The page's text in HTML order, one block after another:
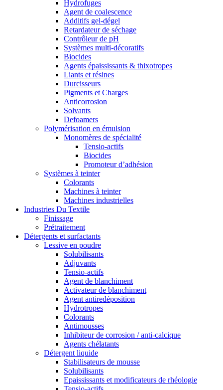
Hydrofuges
Agent de coalescence
Additifs gel-dégel
Retardateur de séchage
Contrôleur de pH
Systèmes multi-décoratifs
Biocides
Agents épaississants & thixotropes
Liants et résines
Durcisseurs
Pigments et Charges
Anticorrosion
Solvants
Defoamers
Polymérisation en émulsion
Monomères de spécialité
Tensio-actifs
Biocides
Promoteur d’adhésion
Systèmes à teinter
Colorants
Machines à teinter
Machines industrielles
Industries Du Textile
Finissage
Prétraitement
Détergents et surfactants
Lessive en poudre
Solubilisants
Adjuvants
Tensio-actifs
Agent de blanchiment
Activateur de blanchiment
Agent antiredéposition
Hydrotropes
Colorants
Antimousses
Inhibiteur de corrosion / anti-calcique
Agents chélatants
Détergent liquide
Stabilisateurs de mousse
Solubilisants
Epaississants et modificateurs de rhéologie